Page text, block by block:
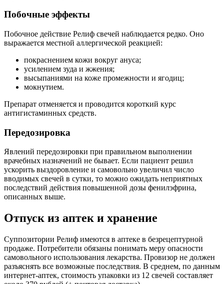
Побочные эффекты
Побочное действие Релиф свечей наблюдается редко. Оно
выражается местной аллергической реакцией:
покраснением кожи вокруг ануса;
усилением зуда и жжения;
высыпаниями на коже промежности и ягодиц;
мокнутием.
Препарат отменяется и проводится короткий курс
антигистаминных средств.
Передозировка
Явлений передозировки при правильном выполнении
врачебных назначений не бывает. Если пациент решил
ускорить выздоровление и самовольно увеличил число
вводимых свечей в сутки, то можно ожидать неприятных
последствий действия повышенной дозы фенилэфрина,
описанных выше.
Отпуск из аптек и хранение
Суппозитории Релиф имеются в аптеке в безрецептурной
продаже. Потребители обязаны понимать меру опасности
самовольного использования лекарства. Провизор не должен
разъяснять все возможные последствия. В среднем, по данным
интернет-аптек, стоимость упаковки из 12 свечей составляет